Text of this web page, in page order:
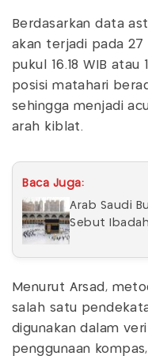
Berdasarkan data
akan terjadi pada 27
pukul 16.18 WIB atau
posisi matahari
sehingga menjadi
arah kiblat.
Baca Juga:
Arab Saudi
Sebut Ibadah
Menurut Arsad,
salah satu
digunakan dalam
penggunaan